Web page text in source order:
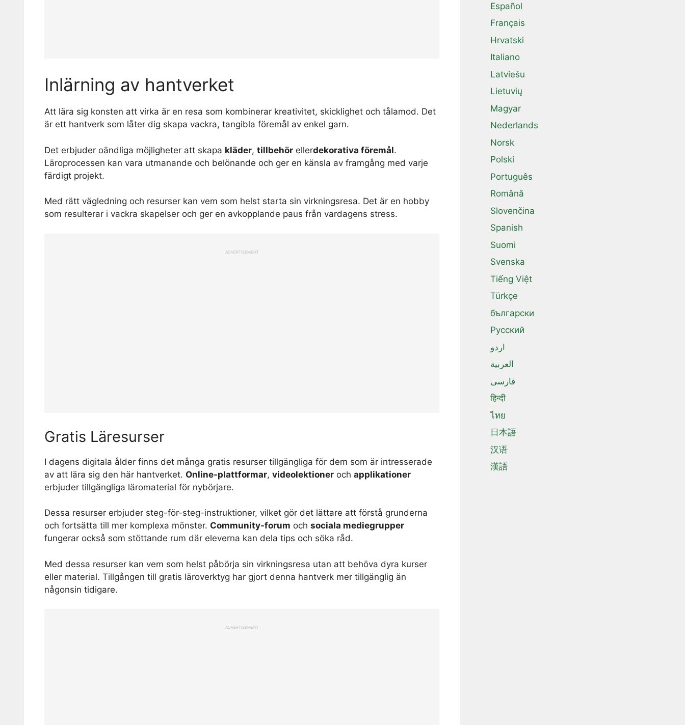
Inlärning av hantverket
Att lära sig konsten att virka är en resa som kombinerar kreativitet, skicklighet och tålamod. Det
är ett hantverk som låter dig skapa vackra, tangibla föremål av enkel garn.
Det erbjuder oändliga möjligheter att skapa kläder, tillbehör ellerdekorativa föremål.
Läroprocessen kan vara utmanande och belönande och ger en känsla av framgång med varje
färdigt projekt.
Med rätt vägledning och resurser kan vem som helst starta sin virkningsresa. Det är en hobby
som resulterar i vackra skapelser och ger en avkopplande paus från vardagens stress.
ADVERTISEMENT
Gratis Läresurser
I dagens digitala ålder finns det många gratis resurser tillgängliga för dem som är intresserade
av att lära sig den här hantverket. Online-plattformar, videolektioner och applikationer
erbjuder tillgängliga läromaterial för nybörjare.
Dessa resurser erbjuder steg-för-steg-instruktioner, vilket gör det lättare att förstå grunderna
och fortsätta till mer komplexa mönster. Community-forum och sociala mediegrupper
fungerar också som stöttande rum där eleverna kan dela tips och söka råd.
Med dessa resurser kan vem som helst påbörja sin virkningsresa utan att behöva dyra kurser
eller material. Tillgången till gratis läroverktyg har gjort denna hantverk mer tillgänglig än
någonsin tidigare.
ADVERTISEMENT
Español
Français
Hrvatski
Italiano
Latviešu
Lietuvių
Magyar
Nederlands
Norsk
Polski
Português
Română
Slovenčina
Spanish
Suomi
Svenska
Tiếng Việt
Türkçe
български
Русский
اردو
العربية
فارسی
हिन्दी
ไทย
日本語
汉语
漢語